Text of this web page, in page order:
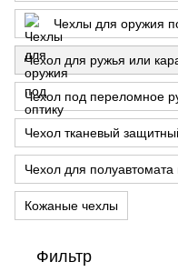
Чехлы для оружия
Чехол для ружья или
Чехол под переломное
Кожаные чехлы
Фильтр